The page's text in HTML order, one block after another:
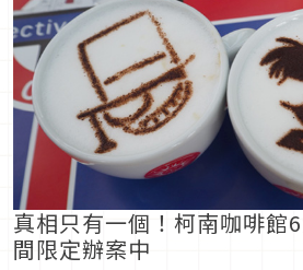
真相只有一個！柯南咖啡館
間限定辦案中